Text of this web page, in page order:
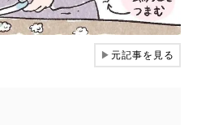
▶元記事を見る